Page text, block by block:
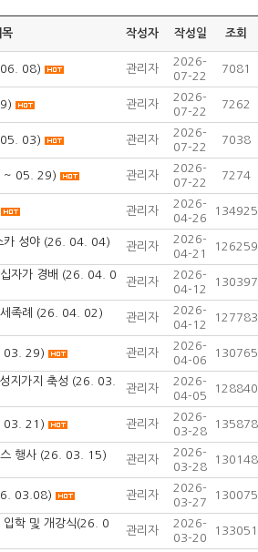
작성자 작성일 조회
06. 08) 관리자
2026-
07-22
7081
관리자
2026-
07-22
7262
05. 03) 관리자
2026-
07-22
7038
~ 05. 29) 관리자
2026-
07-22
7274
관리자
2026-
04-26
134925
카 성야 (26. 04. 04) 관리자
2026-
04-21
126259
자가 경배 (26. 04. 0
관리자
2026-
04-12
130397
세족례 (26. 04. 02) 관리자
2026-
04-12
127783
03. 29) 관리자
2026-
04-06
130765
지가지 축성 (26. 03.
관리자
2026-
04-05
128840
03. 21) 관리자
2026-
03-28
135878
스 행사 (26. 03. 15) 관리자
2026-
03-28
130148
03.08) 관리자
2026-
03-27
130075
입학 및 개강식(26. 0
관리자
2026-
03-20
133051